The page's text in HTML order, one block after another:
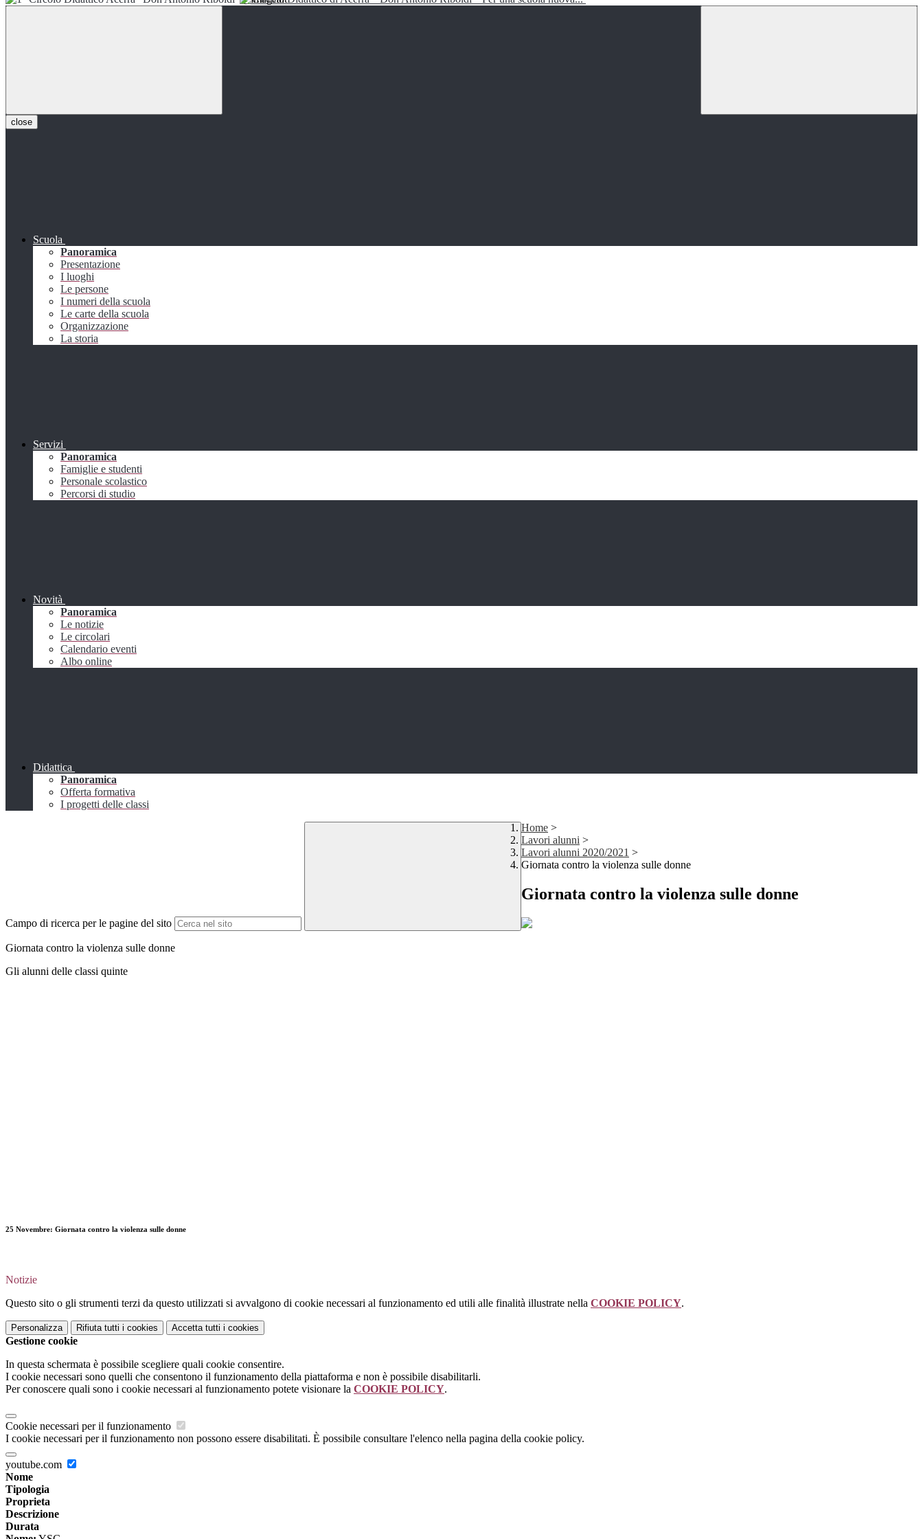
close
Scuola
Panoramica
Presentazione
I luoghi
Le persone
I numeri della scuola
Le carte della scuola
Organizzazione
La storia
Servizi
Panoramica
Famiglie e studenti
Personale scolastico
Percorsi di studio
Novità
Panoramica
Le notizie
Le circolari
Calendario eventi
Albo online
Didattica
Panoramica
Offerta formativa
I progetti delle classi
Campo di ricerca per le pagine del sito
Home >
Lavori alunni >
Lavori alunni 2020/2021 >
Giornata contro la violenza sulle donne
Giornata contro la violenza sulle donne
Giornata contro la violenza sulle donne
Gli alunni delle classi quinte
25 Novembre: Giornata contro la violenza sulle donne
Notizie
Questo sito o gli strumenti terzi da questo utilizzati si avvalgono di cookie necessari al funzionamento ed utili alle finalità illustrate nella COOKIE POLICY.
Personalizza Rifiuta tutti i cookies Accetta tutti i cookies
Gestione cookie
In questa schermata è possibile scegliere quali cookie consentire.
I cookie necessari sono quelli che consentono il funzionamento della piattaforma e non è possibile disabilitarli.
Per conoscere quali sono i cookie necessari al funzionamento potete visionare la COOKIE POLICY.
Cookie necessari per il funzionamento
I cookie necessari per il funzionamento non possono essere disabilitati. È possibile consultare l'elenco nella pagina della cookie policy.
youtube.com
Nome
Tipologia
Proprieta
Descrizione
Durata